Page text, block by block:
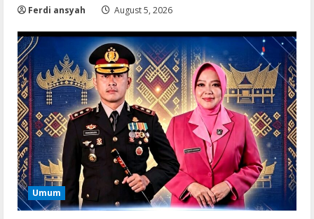
Ferdi ansyah August 5, 2026
Umum
2
Ableton Live Crack + Portable Windows
10 (x32x64)
August 6, 2026
3
Lan
Assassin’s Creed Shadows Digital
Deluxe Edition Cracked Rune Release
for Desktop
August 6, 2026
Umum